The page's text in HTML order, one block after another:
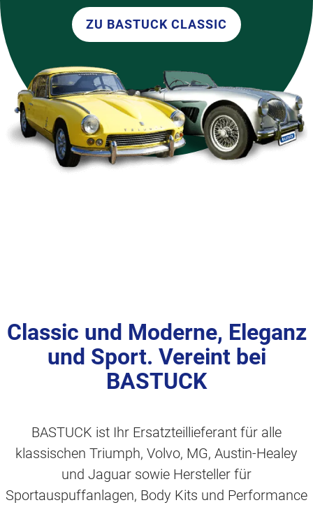
ZU BASTUCK CLASSIC
Classic und Moderne, Eleganz
und Sport. Vereint bei
BASTUCK
BASTUCK ist Ihr Ersatzteillieferant für alle
klassischen Triumph, Volvo, MG, Austin-Healey
und Jaguar sowie Hersteller für
Sportauspuffanlagen, Body Kits und Performance